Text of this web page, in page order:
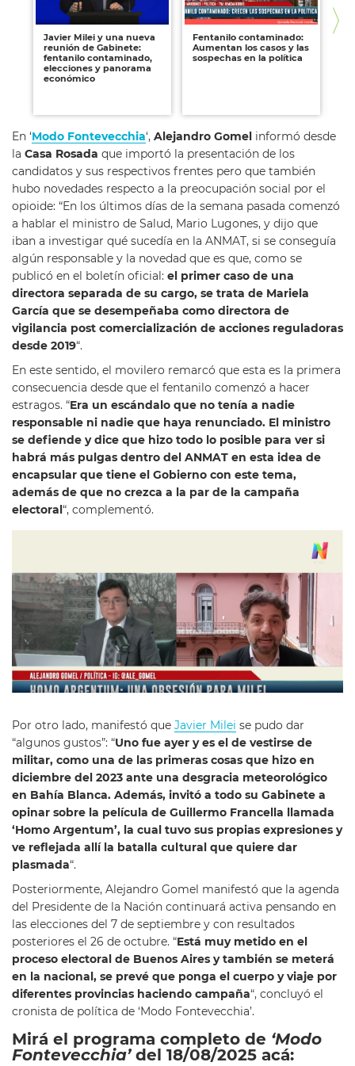
Javier Milei y una nueva
reunión de Gabinete:
fentanilo contaminado,
elecciones y panorama
económico
Fentanilo contaminado:
Aumentan los casos y las
sospechas en la política
En ‘Modo Fontevecchia‘, Alejandro Gomel informó desde
la Casa Rosada que importó la presentación de los
candidatos y sus respectivos frentes pero que también
hubo novedades respecto a la preocupación social por el
opioide: “En los últimos días de la semana pasada comenzó
a hablar el ministro de Salud, Mario Lugones, y dijo que
iban a investigar qué sucedía en la ANMAT, si se conseguía
algún responsable y la novedad que es que, como se
publicó en el boletín oficial: el primer caso de una
directora separada de su cargo, se trata de Mariela
García que se desempeñaba como directora de
vigilancia post comercialización de acciones reguladoras
desde 2019“.
En este sentido, el movilero remarcó que esta es la primera
consecuencia desde que el fentanilo comenzó a hacer
estragos. “Era un escándalo que no tenía a nadie
responsable ni nadie que haya renunciado. El ministro
se defiende y dice que hizo todo lo posible para ver si
habrá más pulgas dentro del ANMAT en esta idea de
encapsular que tiene el Gobierno con este tema,
además de que no crezca a la par de la campaña
electoral “, complementó.
Por otro lado, manifestó que Javier Milei se pudo dar
“algunos gustos”: “Uno fue ayer y es el de vestirse de
militar, como una de las primeras cosas que hizo en
diciembre del 2023 ante una desgracia meteorológico
en Bahía Blanca. Además, invitó a todo su Gabinete a
opinar sobre la película de Guillermo Francella llamada
‘Homo Argentum’, la cual tuvo sus propias expresiones y
ve reflejada allí la batalla cultural que quiere dar
plasmada“.
Posteriormente, Alejandro Gomel manifestó que la agenda
del Presidente de la Nación continuará activa pensando en
las elecciones del 7 de septiembre y con resultados
posteriores el 26 de octubre. “Está muy metido en el
proceso electoral de Buenos Aires y también se meterá
en la nacional, se prevé que ponga el cuerpo y viaje por
diferentes provincias haciendo campaña“, concluyó el
cronista de política de ‘Modo Fontevecchia’.
Mirá el programa completo de ‘Modo
Fontevecchia’ del 18/08/2025 acá: